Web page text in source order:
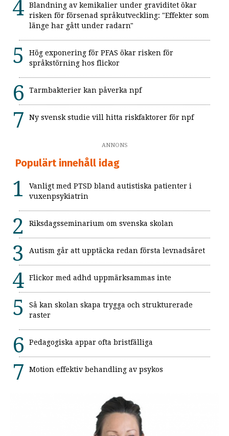
Blandning av kemikalier under graviditet ökar
risken för försenad språkutveckling: "Effekter som
länge har gått under radarn"
Hög exponering för PFAS ökar risken för
språkstörning hos flickor
Tarmbakterier kan påverka npf
Ny svensk studie vill hitta riskfaktorer för npf
ANNONS
Populärt innehåll idag
Vanligt med PTSD bland autistiska patienter i
vuxenpsykiatrin
Riksdagsseminarium om svenska skolan
Autism går att upptäcka redan första levnadsåret
Flickor med adhd uppmärksammas inte
Så kan skolan skapa trygga och strukturerade
raster
Pedagogiska appar ofta bristfälliga
Motion effektiv behandling av psykos